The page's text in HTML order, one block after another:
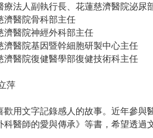
法人副執行長、花蓮慈濟醫院泌尿
醫院骨科部主任
醫院神經外科部主任
醫院基因暨幹細胞研製中心主任
醫院復健醫學部復健技術科主任
萍
歡用文字記錄感人的故事。近年參
科醫師的愛與傳承》等書，希望透過